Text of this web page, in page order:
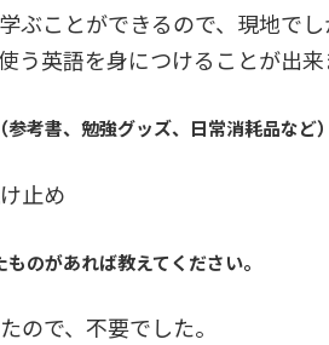
ぶことができるので、現地で
う英語を身につけることが出来
考書、勉強グッズ、日常消耗品など
止め
のがあれば教えてください。
ので、不要でした。